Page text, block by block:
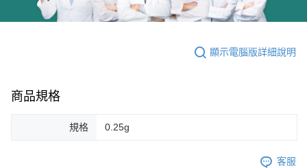
顯示電腦版詳細說明
商品規格
規格 0.25g
客服